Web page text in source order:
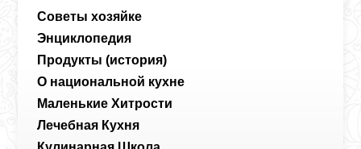
Советы хозяйке
Энциклопедия
Продукты (история)
О национальной кухне
Маленькие Хитрости
Лечебная Кухня